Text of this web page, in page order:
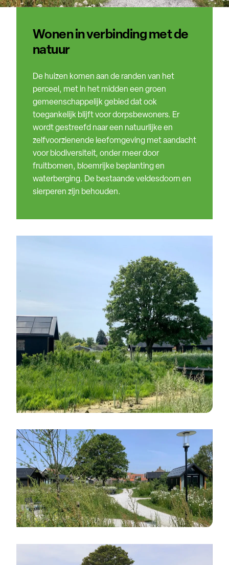
Wonen in verbinding met de
natuur
De huizen komen aan de randen van het
perceel, met in het midden een groen
gemeenschappelijk gebied dat ook
toegankelijk blijft voor dorpsbewoners. Er
wordt gestreefd naar een natuurlijke en
zelfvoorzienende leefomgeving met aandacht
voor biodiversiteit, onder meer door
fruitbomen, bloemrijke beplanting en
waterberging. De bestaande veldesdoorn en
sierperen zijn behouden.